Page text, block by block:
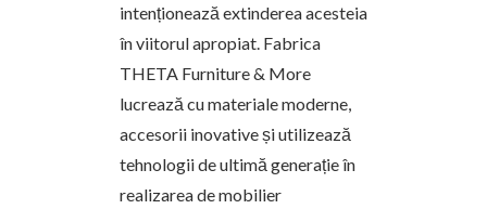
intenționează extinderea acesteia
în viitorul apropiat. Fabrica
THETA Furniture & More
lucrează cu materiale moderne,
accesorii inovative și utilizează
tehnologii de ultimă genera­ție în
realizarea de mobilier